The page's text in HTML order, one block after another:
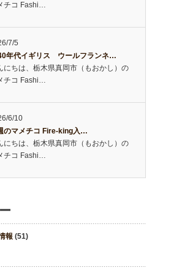
チコ Fashi…
7/5
年代イギリス ウールフランネ…
にちは、栃木県真岡市（もおかし）の
チコ Fashi…
6/10
のマメチコ Fire-king入…
にちは、栃木県真岡市（もおかし）の
チコ Fashi…
報 (51)